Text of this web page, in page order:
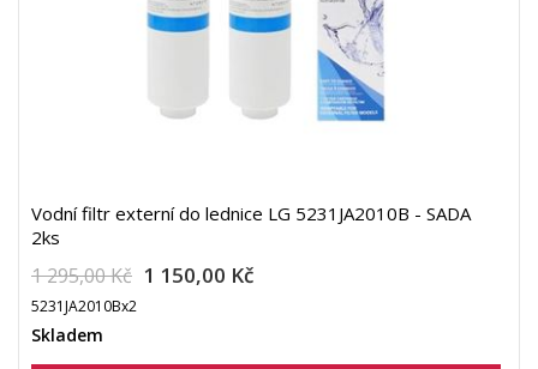
Vodní filtr externí do lednice LG 5231JA2010B - SADA
2ks
1 295,00 Kč 1 150,00 Kč
5231JA2010Bx2
Skladem